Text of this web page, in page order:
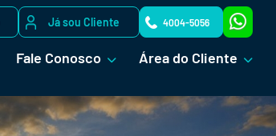
Já sou Cliente 4004-5056
Fale Conosco Área do Cliente